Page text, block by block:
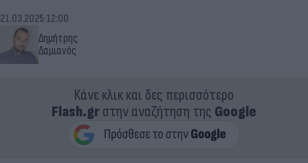
Δημήτρης
Δαμιανός
21.03.2025 12:00
Κάνε κλικ και δες περισσότερο
Flash.grστην αναζήτηση της Google